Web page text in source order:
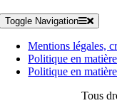
Toggle Navigation
Mentions légales,
Politique en
Politique en
Tous